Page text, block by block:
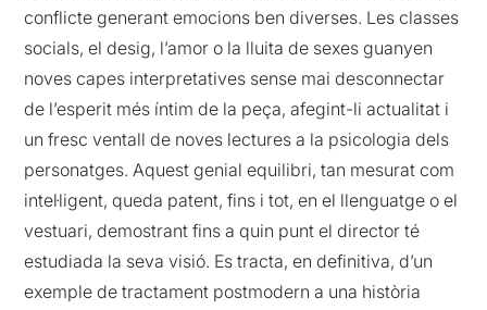
conflicte generant emocions ben diverses. Les classes
socials, el desig, l’amor o la lluita de sexes guanyen
noves capes interpretatives sense mai desconnectar
de l’esperit més íntim de la peça, afegint-li actualitat i
un fresc ventall de noves lectures a la psicologia dels
personatges. Aquest genial equilibri, tan mesurat com
intel·ligent, queda patent, fins i tot, en el llenguatge o el
vestuari, demostrant fins a quin punt el director té
estudiada la seva visió. Es tracta, en definitiva, d’un
exemple de tractament postmodern a una història